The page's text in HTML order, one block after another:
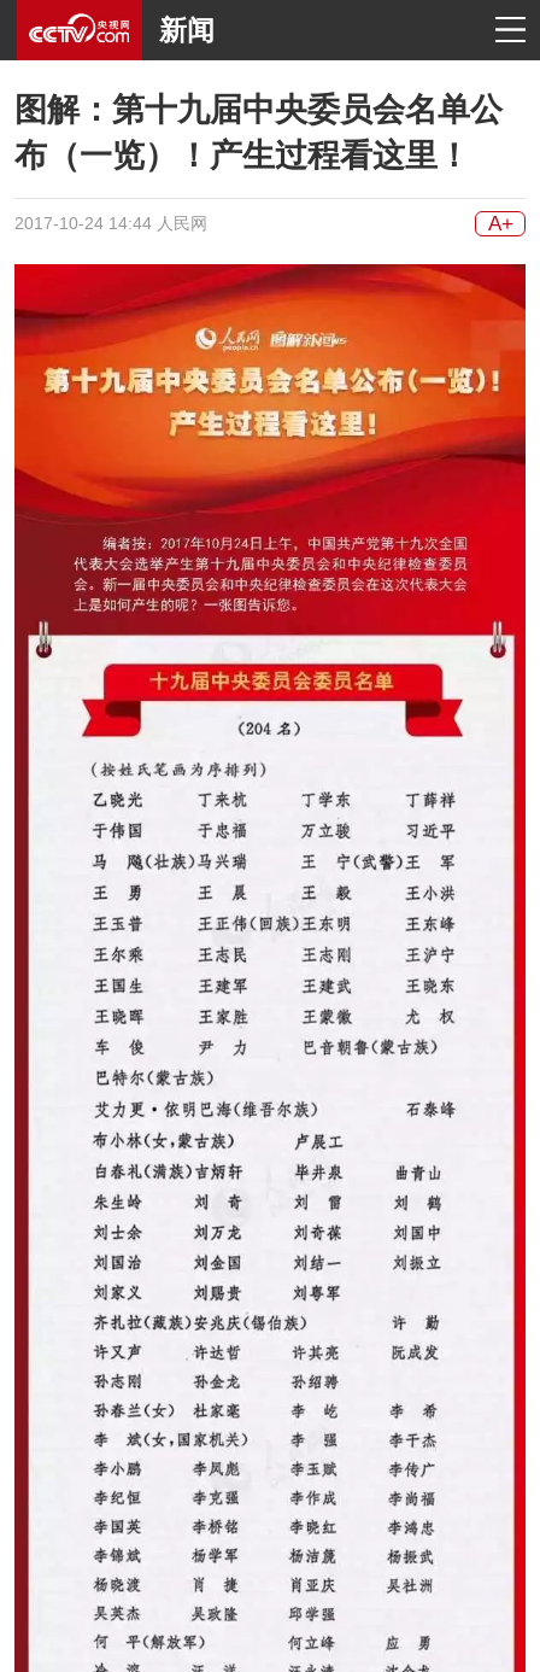
新闻
图解：第十九届中央委员会名单公
布（一览）！产生过程看这里！
2017-10-24 14:44 人民网 A+